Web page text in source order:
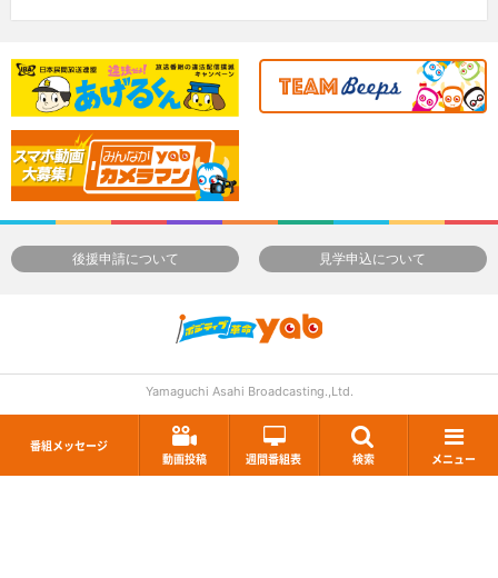
番組メッセージ
動画投稿
週間番組表 検索 メニュー
後援申請について 見学申込について
Yamaguchi Asahi Broadcasting.,Ltd.